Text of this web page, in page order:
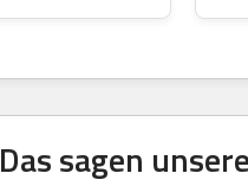
Das sagen